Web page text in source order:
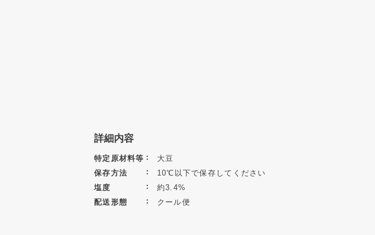
詳細内容
特定原材料等
大豆
保存方法
10℃以下で保存してください
塩度
約3.4%
配送形態
クール便